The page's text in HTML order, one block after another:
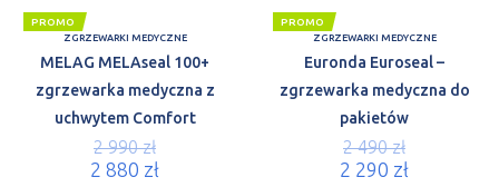
PROMO
ZGRZEWARKI MEDYCZNE
MELAG MELAseal 100+
zgrzewarka medyczna z
uchwytem Comfort
2 990zł
2 880 zł
PROMO
ZGRZEWARKI MEDYCZNE
Euronda Euroseal –
zgrzewarka medyczna do
pakietów
2 490zł
2 290 zł